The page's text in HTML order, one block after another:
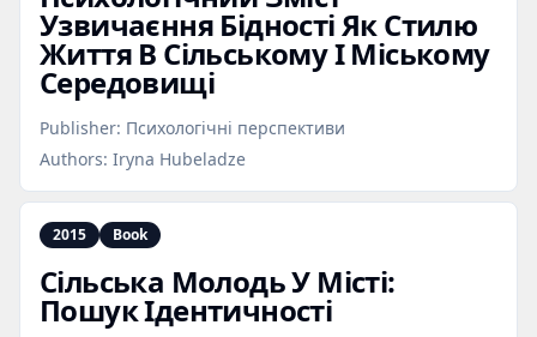
Узвичаєння Бідності Як Стилю
Життя В Сільському І Міському
Середовищі
Publisher: Психологічні перспективи
Authors: Iryna Hubeladze
2015 Book
Сільська Молодь У Місті:
Пошук Ідентичності